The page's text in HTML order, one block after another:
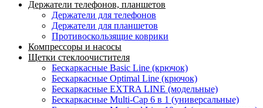
Держатели телефонов, планшетов
Держатели для телефонов
Держатели для планшетов
Противоскользящие коврики
Компрессоры и насосы
Щетки стеклоочистителя
Бескаркасные Basic Line (крючок)
Бескаркасные Optimal Line (крючок)
Бескаркасные EXTRA LINE (модельные)
Бескаркасные Multi-Cap 6 в 1 (универсальные)